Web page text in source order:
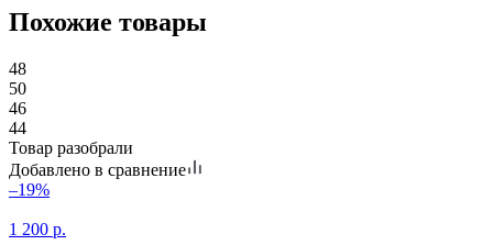
Похожие товары
48
50
46
44
Товар разобрали
Добавлено в сравнение
–19%
1 200 р.